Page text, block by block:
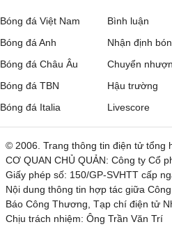
Bóng đá Việt Nam
Bóng đá Anh
Bóng đá Châu Âu
Bóng đá TBN
Bóng đá Italia
Bình luận
Nhận định
Chuyển
Hậu trường
Livescore
© 2006. Trang thông tin điện tử tổng
CƠ QUAN CHỦ QUẢN: Công ty Cổ
Giấy phép số: 150/GP-SVHTT cấp
Nội dung thông tin hợp tác giữa
Báo Công Thương, Tạp chí điện tử
Chịu trách nhiệm: Ông Trần Văn Trí